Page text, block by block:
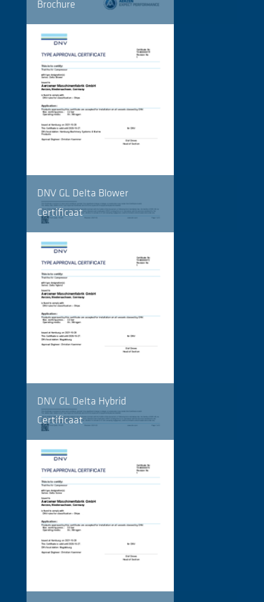
Brochure
DNV GL Delta Blower
Certificaat
DNV GL Delta Hybrid
Certificaat